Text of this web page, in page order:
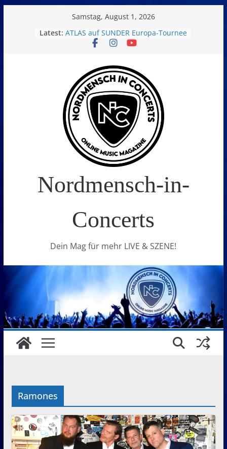
Samstag, August 1, 2026
Latest: ATLAS auf SUNDER Europa-Tournee
Oelde Open Air 2026
Metal und Camping in
Freißenbüttel (Ausverkauft!)
FEED THE SICKNESS im Interview
I Prevail – Violent Nature Europe
Tour
Nordmensch-in-
Concerts
Dein Mag für mehr LIVE & SZENE!
Ramones